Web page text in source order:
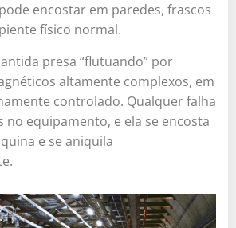
encostar em paredes, frascos
físico normal.
presa “flutuando” por
altamente complexos, em
controlado. Qualquer falha
no equipamento, e ela se encosta
e se aniquila